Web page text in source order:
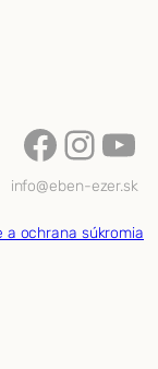
Facebook InstagramYouTube
info@eben-ezer.sk
a ochrana súkromia